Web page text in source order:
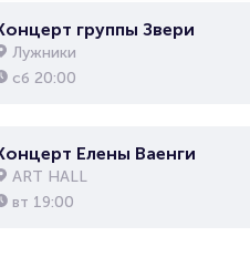
группы Звери
Лужники
сб 20:00
Елены Ваенги
ART HALL
вт 19:00